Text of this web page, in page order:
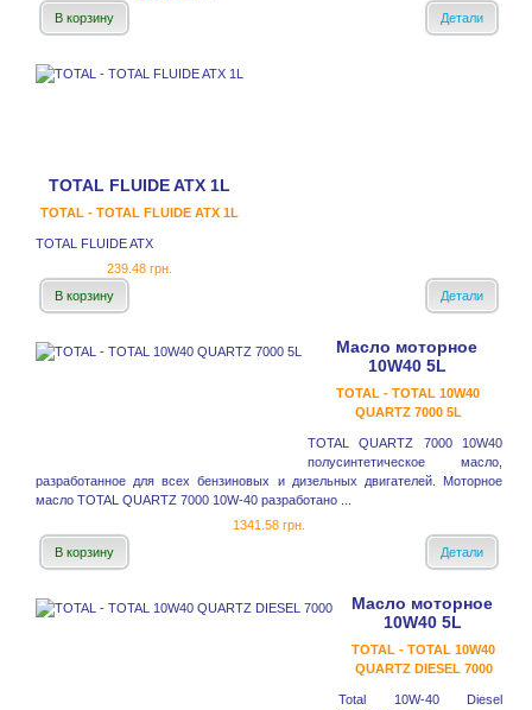
В корзину
Детали
TOTAL FLUIDE ATX 1L
TOTAL - TOTAL FLUIDE ATX 1L
TOTAL FLUIDE ATX
239.48 грн.
В корзину
Детали
Масло моторное
10W40 5L
TOTAL - TOTAL 10W40
QUARTZ 7000 5L
TOTAL QUARTZ 7000 10W40
полусинтетическое масло,
разработанное для всех бензиновых и дизельных двигателей. Моторное
масло TOTAL QUARTZ 7000 10W-40 разработано ...
1341.58 грн.
В корзину
Детали
Масло моторное
10W40 5L
TOTAL - TOTAL 10W40
QUARTZ DIESEL 7000
Total 10W-40 Diesel